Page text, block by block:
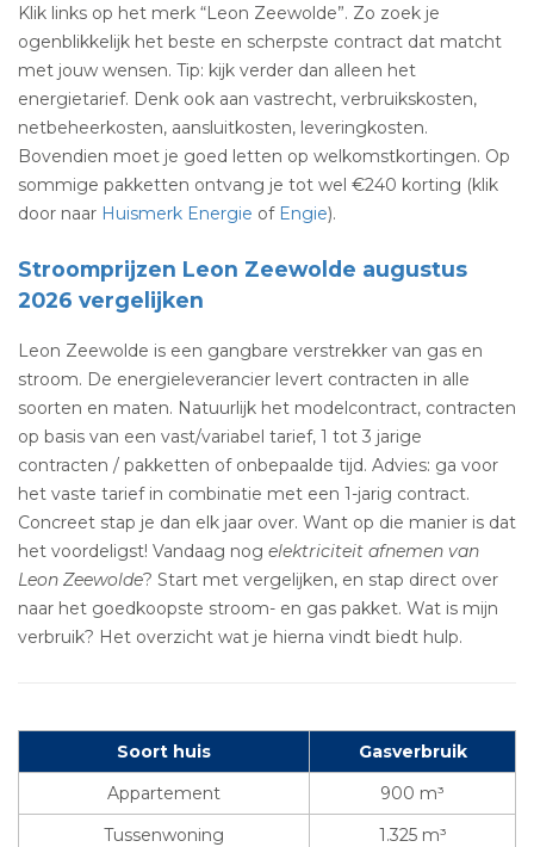
Klik links op het merk “Leon Zeewolde”. Zo zoek je
ogenblikkelijk het beste en scherpste contract dat matcht
met jouw wensen. Tip: kijk verder dan alleen het
energietarief. Denk ook aan vastrecht, verbruikskosten,
netbeheerkosten, aansluitkosten, leveringkosten.
Bovendien moet je goed letten op welkomstkortingen. Op
sommige pakketten ontvang je tot wel €240 korting (klik
door naar Huismerk Energie of Engie).
Stroomprijzen Leon Zeewolde augustus
2026 vergelijken
Leon Zeewolde is een gangbare verstrekker van gas en
stroom. De energieleverancier levert contracten in alle
soorten en maten. Natuurlijk het modelcontract, contracten
op basis van een vast/variabel tarief, 1 tot 3 jarige
contracten / pakketten of onbepaalde tijd. Advies: ga voor
het vaste tarief in combinatie met een 1-jarig contract.
Concreet stap je dan elk jaar over. Want op die manier is dat
het voordeligst! Vandaag nog elektriciteit afnemen van
Leon Zeewolde? Start met vergelijken, en stap direct over
naar het goedkoopste stroom- en gas pakket. Wat is mijn
verbruik? Het overzicht wat je hierna vindt biedt hulp.
Soort huis
Gasverbruik
Appartement
900 m³
Tussenwoning
1.325 m³